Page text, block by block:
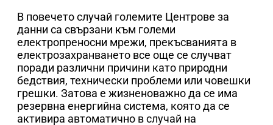
В повечето случай големите Центрове за
данни са свързани към големи
електропреносни мрежи, прекъсванията в
електрозахранването все още се случват
поради различни причини като природни
бедствия, технически проблеми или човешки
грешки. Затова е жизненоважно да се има
резервна енергийна система, която да се
активира автоматично в случай на